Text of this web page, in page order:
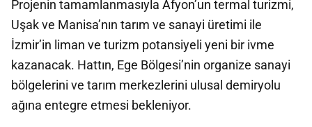
Projenin tamamlanmasıyla Afyon’un termal turizmi,
Uşak ve Manisa’nın tarım ve sanayi üretimi ile
İzmir’in liman ve turizm potansiyeli yeni bir ivme
kazanacak. Hattın, Ege Bölgesi’nin organize sanayi
bölgelerini ve tarım merkezlerini ulusal demiryolu
ağına entegre etmesi bekleniyor.